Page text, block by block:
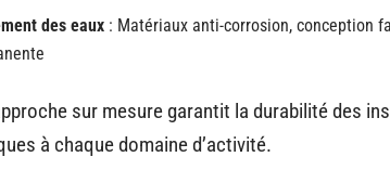
des eaux : Matériaux anti-corrosion, conception
sur mesure garantit la durabilité des
à chaque domaine d’activité.